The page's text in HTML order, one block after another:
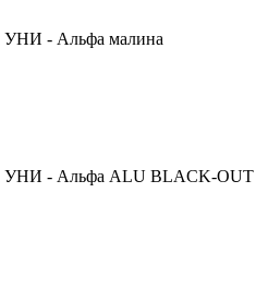
УНИ - Альфа малина
УНИ - Альфа ALU BLACK-OUT